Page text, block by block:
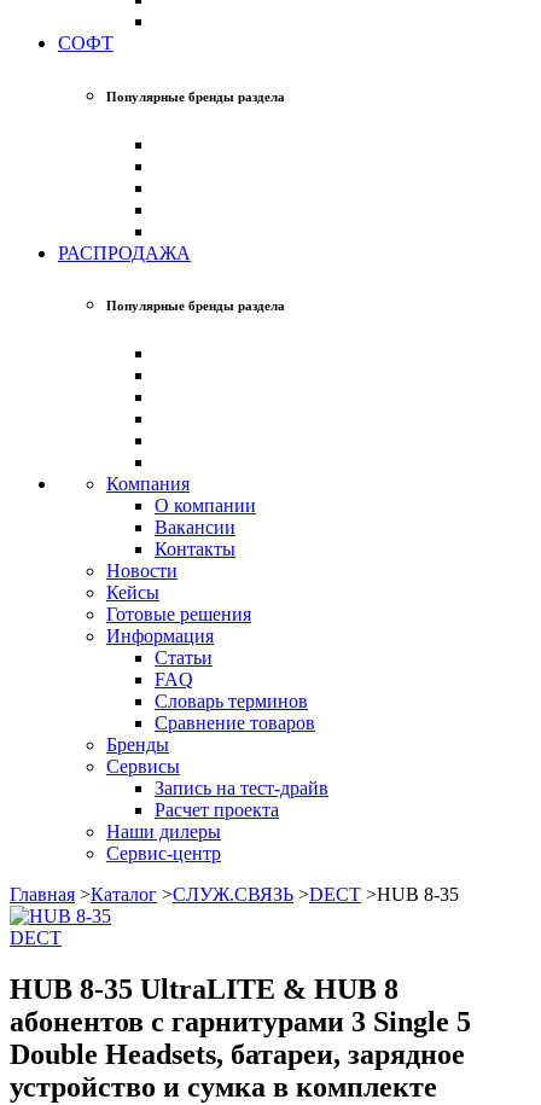
СОФТ
Популярные бренды раздела
РАСПРОДАЖА
Популярные бренды раздела
Компания
О компании
Вакансии
Контакты
Новости
Кейсы
Готовые решения
Информация
Статьи
FAQ
Словарь терминов
Сравнение товаров
Бренды
Сервисы
Запись на тест-драйв
Расчет проекта
Наши дилеры
Сервис-центр
Главная >Каталог >СЛУЖ.СВЯЗЬ >DECT >HUB 8-35
DECT
HUB 8-35 UltraLITE & HUB 8
абонентов с гарнитурами 3 Single 5
Double Headsets, батареи, зарядное
устройство и сумка в комплекте